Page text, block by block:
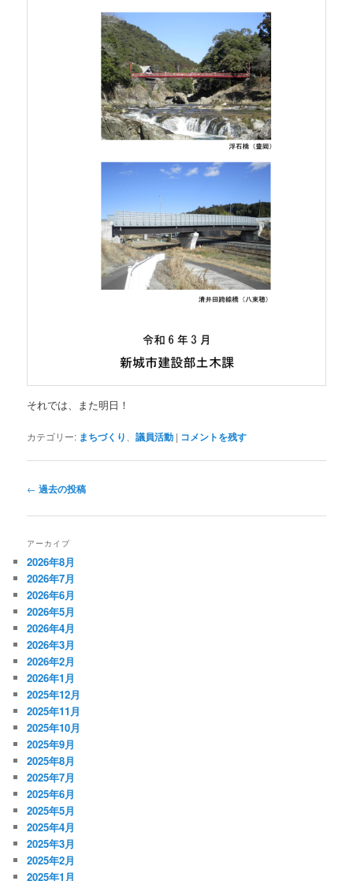
それでは、また明日！
カテゴリー: まちづくり 、議員活動 | コメントを残す
投
ナ
ー
シ
ョ
ン
← 過去の投稿
アーカイブ
2026年8月
2026年7月
2026年6月
2026年5月
2026年4月
2026年3月
2026年2月
2026年1月
2025年12月
2025年11月
2025年10月
2025年9月
2025年8月
2025年7月
2025年6月
2025年5月
2025年4月
2025年3月
2025年2月
2025年1月